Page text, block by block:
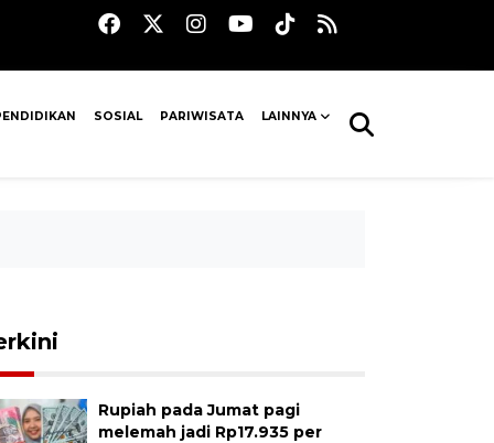
SOSIAL PARIWISATA LAINNYA
Rupiah pada Jumat pagi
melemah jadi Rp17.935 per